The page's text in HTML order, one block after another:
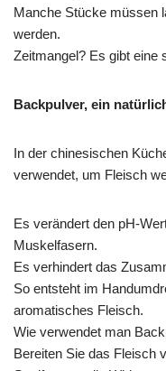
Manche Stücke müssen
werden.
Zeitmangel? Es gibt eine
Backpulver, ein
In der chinesischen
verwendet, um Fleisch
Es verändert den pH-
Muskelfasern.
Es verhindert das
So entsteht im
aromatisches Fleisch.
Wie verwendet man
Bereiten Sie das Fleisch